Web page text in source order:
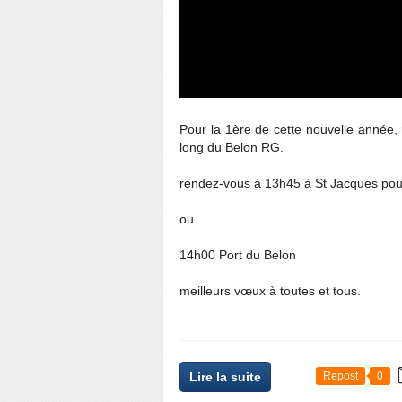
Pour la 1ère de cette nouvelle
long du Belon RG.
rendez-vous à 13h45 à St Jacques
ou
14h00 Port du Belon
meilleurs vœux à toutes et tous.
Lire la suite Repost 0